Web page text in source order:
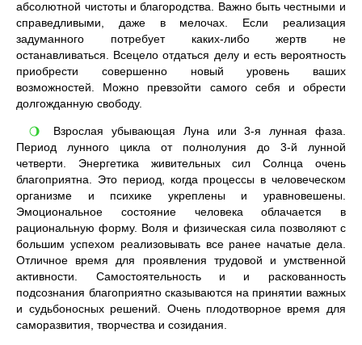
абсолютной чистоты и благородства. Важно быть честными и
справедливыми, даже в мелочах. Если реализация
задуманного потребует каких-либо жертв не
останавливаться. Всецело отдаться делу и есть вероятность
приобрести совершенно новый уровень ваших
возможностей. Можно превзойти самого себя и обрести
долгожданную свободу.
🌖
Взрослая убывающая Луна или 3-я лунная фаза.
Период лунного цикла от полнолуния до 3-й лунной
четверти. Энергетика живительных сил Солнца очень
благоприятна. Это период, когда процессы в человеческом
организме и психике укреплены и уравновешены.
Эмоциональное состояние человека облачается в
рациональную форму. Воля и физическая сила позволяют с
большим успехом реализовывать все ранее начатые дела.
Отличное время для проявления трудовой и умственной
активности. Самостоятельность и и раскованность
подсознания благоприятно сказываются на принятии важных
и судьбоносных решений. Очень плодотворное время для
саморазвития, творчества и созидания.